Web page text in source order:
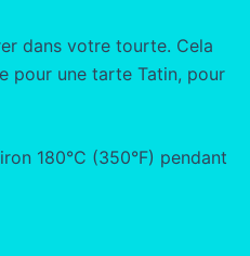
dans votre tourte. Cela
pour une tarte Tatin, pour
180°C (350°F) pendant